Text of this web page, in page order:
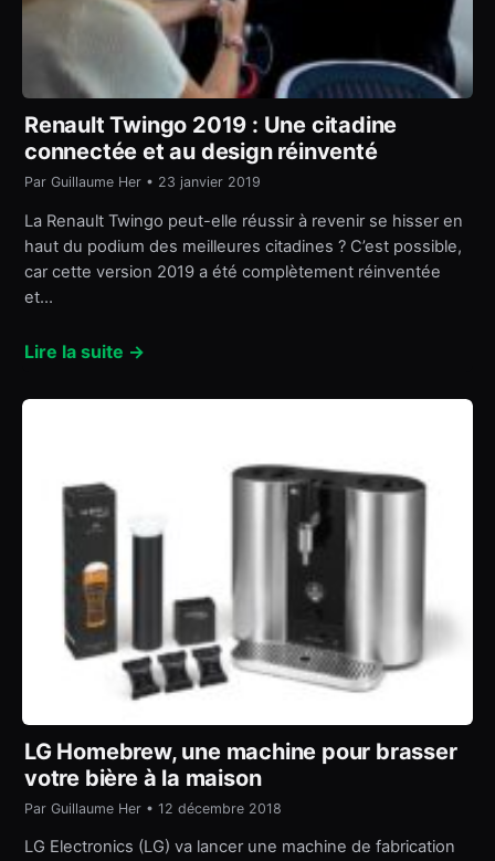
Renault Twingo 2019 : Une citadine
connectée et au design réinventé
Par Guillaume Her • 23 janvier 2019
La Renault Twingo peut-elle réussir à revenir se hisser en
haut du podium des meilleures citadines ? C’est possible,
car cette version 2019 a été complètement réinventée
et…
Lire la suite →
LG Homebrew, une machine pour brasser
votre bière à la maison
Par Guillaume Her • 12 décembre 2018
LG Electronics (LG) va lancer une machine de fabrication